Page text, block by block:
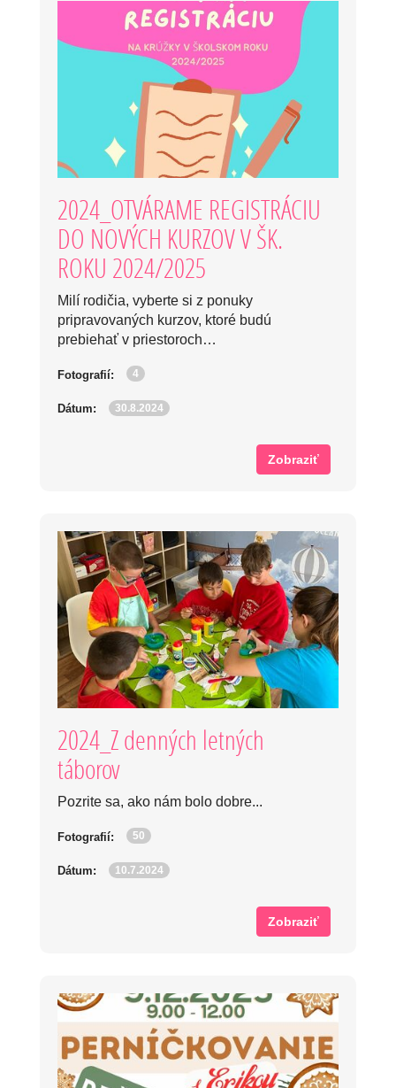
2024_OTVÁRAME REGISTRÁCIU
DO NOVÝCH KURZOV V ŠK.
ROKU 2024/2025
Milí rodičia, vyberte si z ponuky
pripravovaných kurzov, ktoré budú
prebiehať v priestoroch…
Fotografií: 4
Dátum: 30.8.2024
Zobraziť
2024_Z denných letných
táborov
Pozrite sa, ako nám bolo dobre...
Fotografií: 50
Dátum: 10.7.2024
Zobraziť